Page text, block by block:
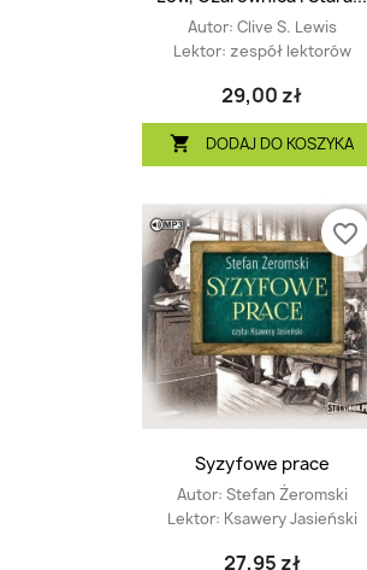
Autor: Clive S. Lewis
Lektor: zespół lektorów
29,00 zł
 DODAJ DO KOSZYKA
Syzyfowe prace
Autor: Stefan Żeromski
Lektor: Ksawery Jasieński
27,95 zł
favorite_border